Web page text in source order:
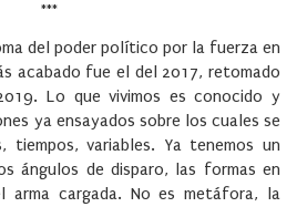
***
del poder político por la fuerza en
acabado fue el del 2017, retomado
Lo que vivimos es conocido y
ya ensayados sobre los cuales se
tiempos, variables. Ya tenemos un
ángulos de disparo, las formas en
arma cargada. No es metáfora, la